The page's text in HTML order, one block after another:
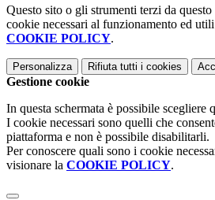
Questo sito o gli strumenti terzi da
cookie necessari al funzionamento ed
COOKIE POLICY.
Personalizza Rifiuta tutti i cookies
Gestione cookie
In questa schermata è possibile scegliere
I cookie necessari sono quelli che
piattaforma e non è possibile disabilitarli.
Per conoscere quali sono i cookie
visionare la COOKIE POLICY.